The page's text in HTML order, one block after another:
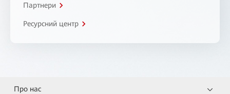
Партнери
Ресурсний центр
Про нас